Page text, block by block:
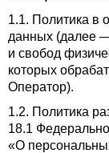
1.1. Политика в
данных (далее
и свобод
которых
Оператор).
1.2. Политика
18.1
«О